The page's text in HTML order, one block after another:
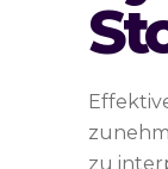
zu